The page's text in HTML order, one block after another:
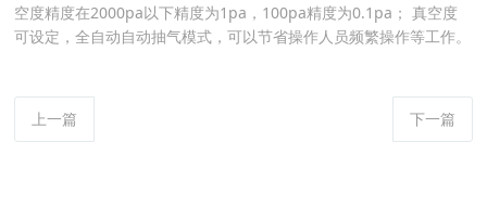
空度精度在2000pa以下精度为1pa，100pa精度为0.1pa； 真空度
可设定，全自动自动抽气模式，可以节省操作人员频繁操作等工作。
上一篇 下一篇